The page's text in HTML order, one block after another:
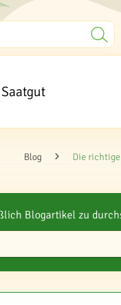
Saatgut
Blog Die
Blogartikel zu